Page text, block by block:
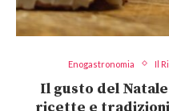
Enogastronomia Il
Il gusto del
ricette e tradizioni